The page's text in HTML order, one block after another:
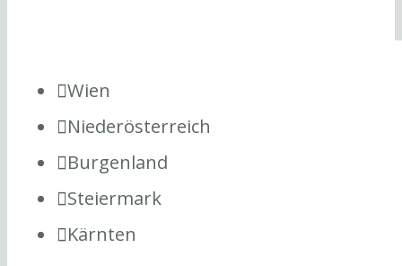
Wien
Niederösterreich
Burgenland
Steiermark
Kärnten